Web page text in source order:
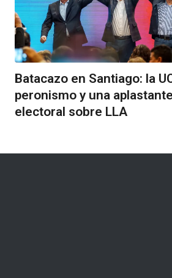
Batacazo en Santiago: la
peronismo y una
electoral sobre LLA